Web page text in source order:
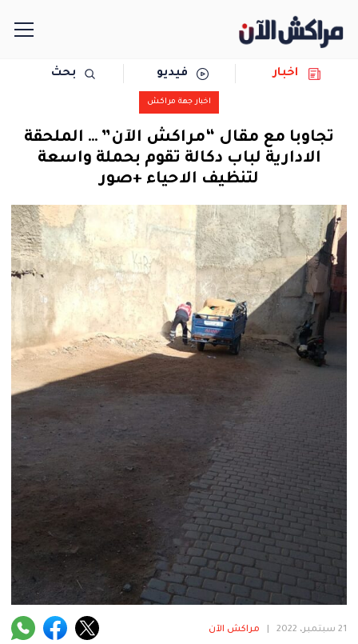
مجتمع
سياسة
رياضة
حوادث
دولية
المرأة
فنية
آراء
اخبار فيديو بحث
اخبار جهة مراكش
تجاوبا مع مقال “مراكش الآن” … الملحقة
الادارية لباب دكالة تقوم بحملة واسعة
لتنظيف الاحياء +صور
21 سبتمبر، 2022 مراكش الآن